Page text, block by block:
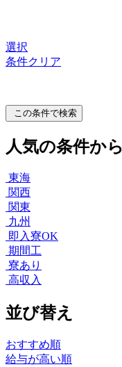
選択
条件クリア
この条件で検索
人気の条件か
東海
関西
関東
九州
即入寮OK
期間工
寮あり
高収入
並び替え
おすすめ順
給与が高い順